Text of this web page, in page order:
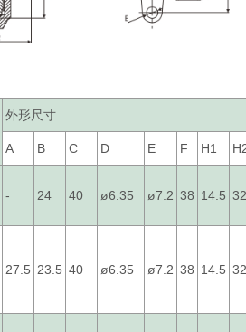
外形尺寸
A B C D E F H1
- 24 40 ø6.35 ø7.2 38 14.5 32
27.5 23.5 40 ø6.35 ø7.2 38 14.5 32